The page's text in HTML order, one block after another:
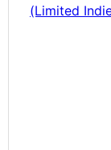
(Limited